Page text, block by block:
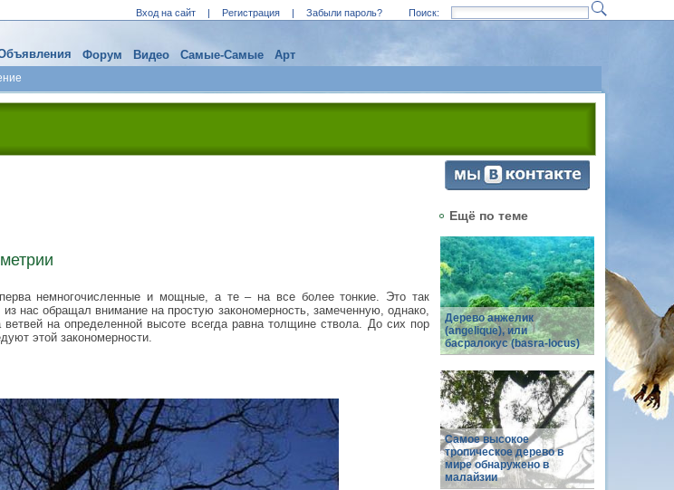
Вход на сайт | Регистрация | Забыли пароль? Поиск:
Форум Видео Самые-Самые Арт
немногочисленные и мощные, а те – на все более тонкие. Это так
из нас обращал внимание на простую закономерность, замеченную, однако,
на определенной высоте всегда равна толщине ствола. До сих пор
этой закономерности.
Ещё по теме
Дерево анжелик
(angelique), или
басралокус (basra-locus)
Самое высокое
тропическое дерево в
мире обнаружено в
малайзии